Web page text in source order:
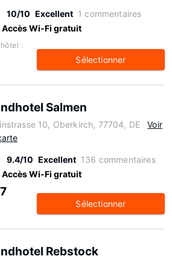
10/10 Excellent 1 commentaires
Accès Wi-Fi gratuit
:
Sélectionner
Salmen
10, Oberkirch, 77704, DE
Voir
9.4/10 Excellent 136 commentaires
Accès Wi-Fi gratuit
Sélectionner
Rebstock